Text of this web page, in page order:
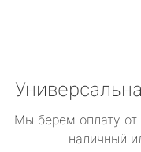
Мы берем оплату
наличный